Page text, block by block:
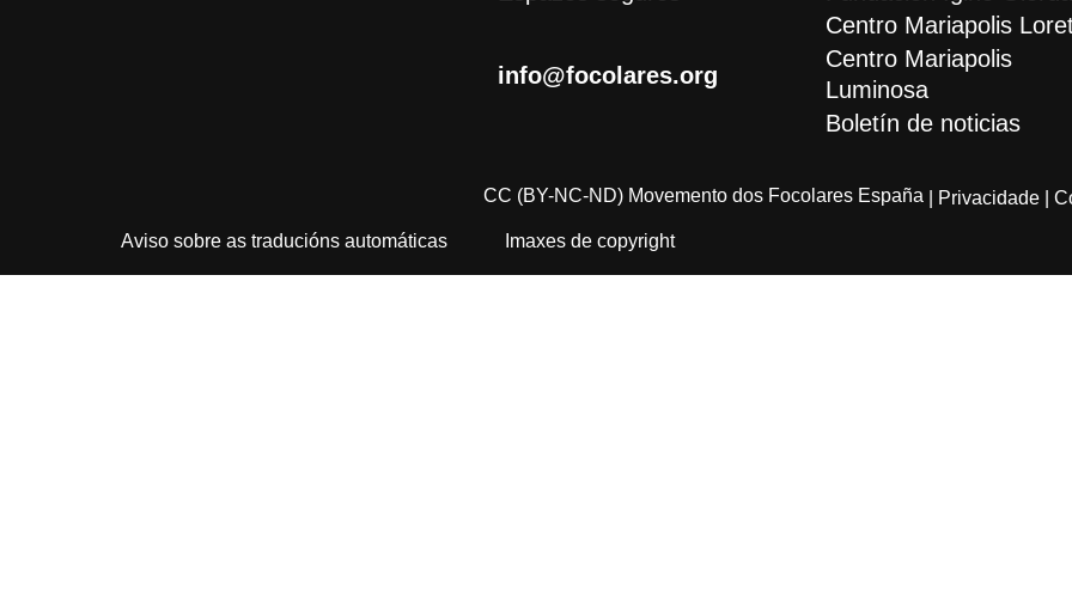
info@focolares.org
Centro Mariapolis
Centro Mariapolis
Luminosa
Boletín de noticias
CC (BY-NC-ND) Movemento dos Focolares España | Privacidade |
Aviso sobre as traducións automáticas Imaxes de copyright